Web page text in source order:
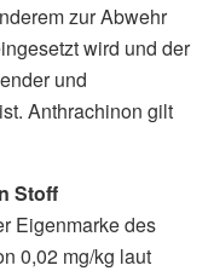
zur Abwehr
wird und der
und
Anthrachinon gilt
Stoff
Eigenmarke des
0,02 mg/kg laut